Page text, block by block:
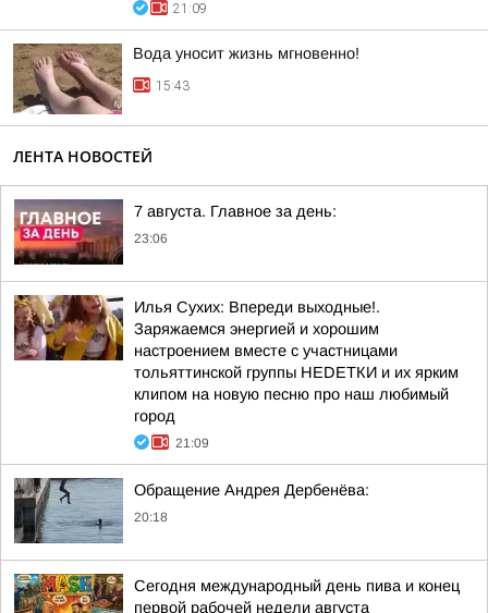
21:09
Вода уносит жизнь мгновенно!
15:43
ЛЕНТА НОВОСТЕЙ
7 августа. Главное за день:
23:06
Илья Сухих: Впереди выходные!.
Заряжаемся энергией и хорошим
настроением вместе с участницами
тольяттинской группы НЕDЕТКИ и их ярким
клипом на новую песню про наш любимый
город
21:09
Обращение Андрея Дербенёва:
20:18
Сегодня международный день пива и конец
первой рабочей недели августа